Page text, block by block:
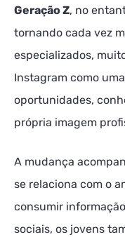
Geração Z, no
tornando cada vez
especializados,
Instagram como
oportunidades,
própria imagem
A mudança
se relaciona com o
consumir
sociais, os jovens